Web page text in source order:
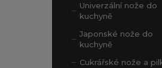
Univerzální nože do
kuchyně
Japonské nože do
kuchyně
Cukrářské nože a